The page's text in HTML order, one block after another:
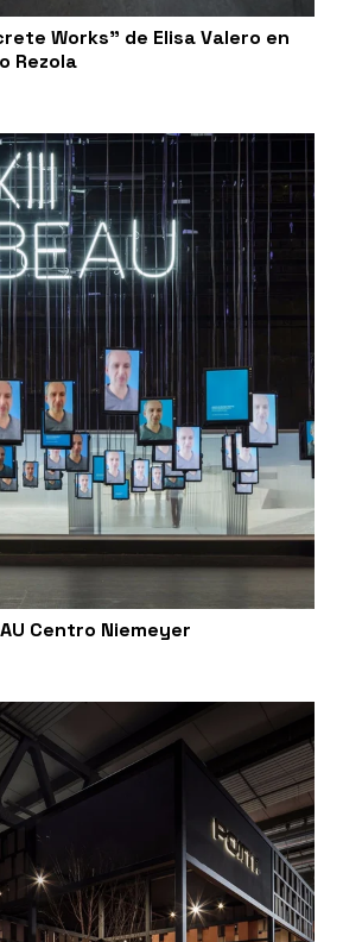
Works" de Elisa Valero en
Rezola
Centro Niemeyer